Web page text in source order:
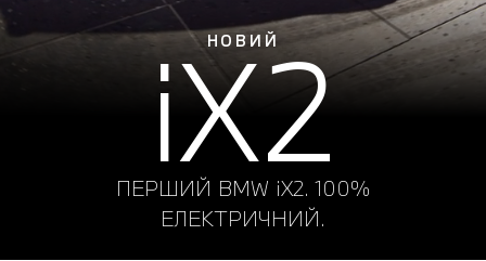
НОВИЙ
iX2
ПЕРШИЙ BMW iX2. 100%
ЕЛЕКТРИЧНИЙ.